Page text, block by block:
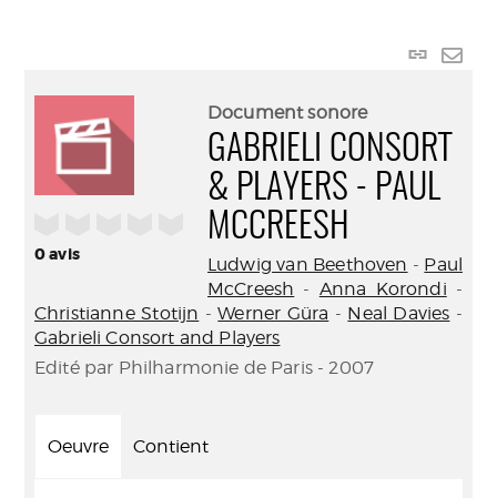
Lien
mail
0avis
Document sonore
GABRIELI CONSORT
& PLAYERS - PAUL
MCCREESH
Ludwig van Beethoven - Paul
McCreesh - Anna Korondi -
Christianne Stotijn -Werner Güra - Neal Davies -
Gabrieli Consort and Players
Edité par Philharmonie de Paris - 2007
Oeuvre Contient